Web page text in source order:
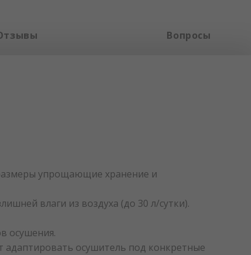
Вопросы
упрощающие хранение и
влаги из воздуха (до 30 л/сутки).
осушения.
адаптировать осушитель под конкретные